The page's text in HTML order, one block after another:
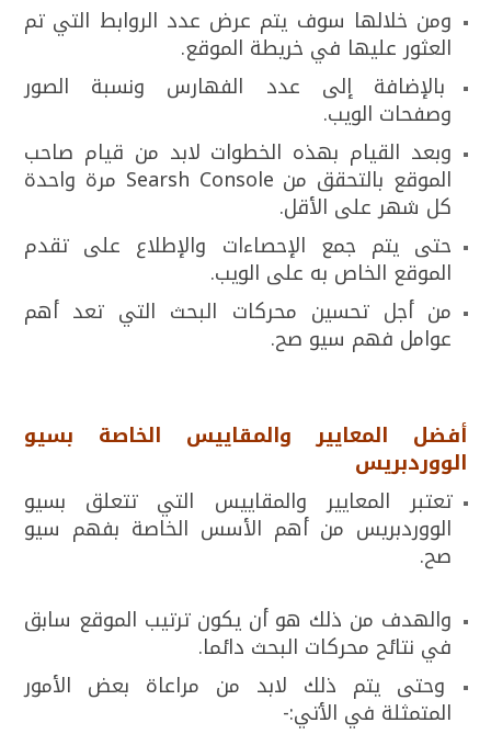
ومن خلالها سوف يتم عرض عدد الروابط التي تم
العثور عليها في خريطة الموقع.
بالإضافة إلى عدد الفهارس ونسبة الصور
وصفحات الويب.
وبعد القيام بهذه الخطوات لابد من قيام صاحب
الموقع بالتحقق من Searsh Console مرة واحدة
كل شهر على الأقل.
حتى يتم جمع الإحصاءات والإطلاع على تقدم
الموقع الخاص به على الويب.
من أجل تحسين محركات البحث التي تعد أهم
عوامل فهم سيو صح.
أفضل المعايير والمقاييس الخاصة بسيو
الووردبريس
تعتبر المعايير والمقاييس التي تتعلق بسيو
الووردبريس من أهم الأسس الخاصة بفهم سيو
صح.
والهدف من ذلك هو أن يكون ترتيب الموقع سابق
في نتائح محركات البحث دائما.
وحتى يتم ذلك لابد من مراعاة بعض الأمور
المتمثلة في الأتي:-